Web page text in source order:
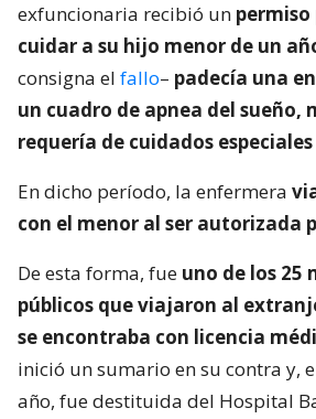
exfuncionaria recibió un permiso
cuidar a su hijo menor de un
consigna el fallo– padecía una
un cuadro de apnea del sueño,
requería de cuidados
En dicho período, la enfermera
con el menor al ser autorizada
De esta forma, fue uno de los 25
públicos que viajaron al
se encontraba con licencia
inició un sumario en su contra y,
año, fue destituida del Hospital